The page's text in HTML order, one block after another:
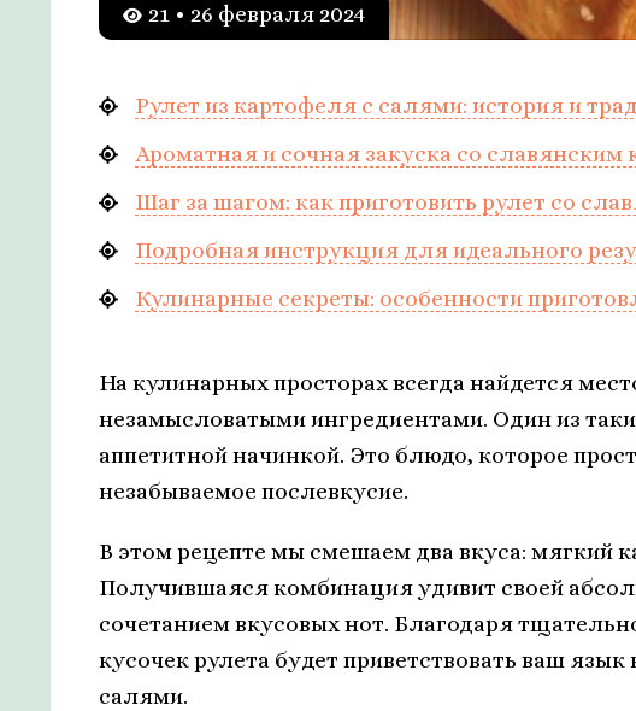
21 • 26 февраля 2024
Рулет из картофеля с салями: история и
Ароматная и сочная закуска со славянским
Шаг за шагом: как приготовить рулет со
Подробная инструкция для идеального
Кулинарные секреты: особенности
На кулинарных просторах всегда найдется
незамысловатыми ингредиентами. Один из
аппетитной начинкой. Это блюдо, которое
незабываемое послевкусие.
В этом рецепте мы смешаем два вкуса: мягкий
Получившаяся комбинация удивит своей
сочетанием вкусовых нот. Благодаря
кусочек рулета будет приветствовать ваш
салями.